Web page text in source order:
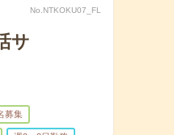
No.NTKOKU07_FL
サ
募集